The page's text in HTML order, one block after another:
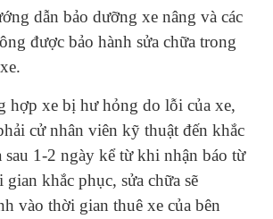
dẫn bảo dưỡng xe nâng và các
được bảo hành sửa chữa trong
hợp xe bị hư hỏng do lỗi của xe,
cử nhân viên kỹ thuật đến khắc
sau 1-2 ngày kể từ khi nhận báo từ
khắc phục, sửa chữa sẽ
vào thời gian thuê xe của bên